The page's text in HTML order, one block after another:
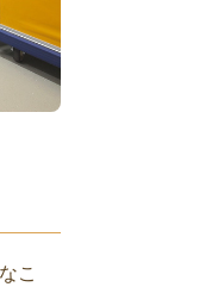
こ